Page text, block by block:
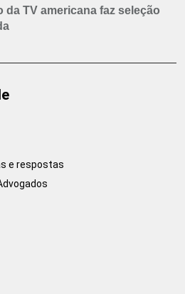
da TV americana faz seleção
e respostas